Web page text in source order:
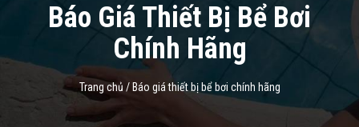
Báo Giá Thiết Bị Bể Bơi
Chính Hãng
Trang chủ / Báo giá thiết bị bể bơi chính hãng